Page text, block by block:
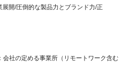
開/圧倒的な製品力とブランド力/正
社の定める事業所（リモートワーク含む